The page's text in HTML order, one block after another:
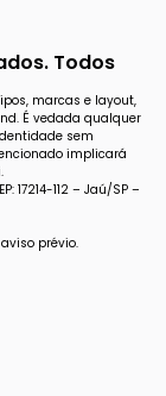
Todos
marcas e layout,
É vedada qualquer
sem
implicará
17214-112 – Jaú/SP –
prévio.